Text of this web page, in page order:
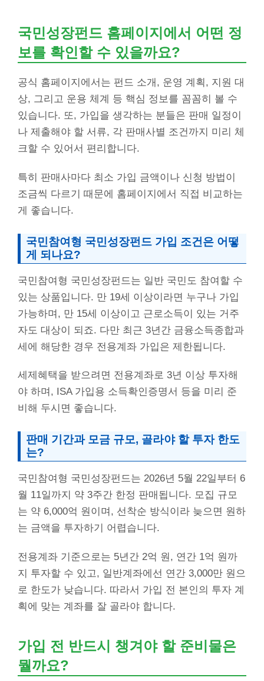
국민성장펀드 홈페이지에서 어떤 정
보를 확인할 수 있을까요?
공식 홈페이지에서는 펀드 소개, 운영 계획, 지원 대
상, 그리고 운용 체계 등 핵심 정보를 꼼꼼히 볼 수
있습니다. 또, 가입을 생각하는 분들은 판매 일정이
나 제출해야 할 서류, 각 판매사별 조건까지 미리 체
크할 수 있어서 편리합니다.
특히 판매사마다 최소 가입 금액이나 신청 방법이
조금씩 다르기 때문에 홈페이지에서 직접 비교하는
게 좋습니다.
국민참여형 국민성장펀드 가입 조건은 어떻
게 되나요?
국민참여형 국민성장펀드는 일반 국민도 참여할 수
있는 상품입니다. 만 19세 이상이라면 누구나 가입
가능하며, 만 15세 이상이고 근로소득이 있는 거주
자도 대상이 되죠. 다만 최근 3년간 금융소득종합과
세에 해당한 경우 전용계좌 가입은 제한됩니다.
세제혜택을 받으려면 전용계좌로 3년 이상 투자해
야 하며, ISA 가입용 소득확인증명서 등을 미리 준
비해 두시면 좋습니다.
판매 기간과 모금 규모, 골라야 할 투자 한도
는?
국민참여형 국민성장펀드는 2026년 5월 22일부터 6
월 11일까지 약 3주간 한정 판매됩니다. 모집 규모
는 약 6,000억 원이며, 선착순 방식이라 늦으면 원하
는 금액을 투자하기 어렵습니다.
전용계좌 기준으로는 5년간 2억 원, 연간 1억 원까
지 투자할 수 있고, 일반계좌에선 연간 3,000만 원으
로 한도가 낮습니다. 따라서 가입 전 본인의 투자 계
획에 맞는 계좌를 잘 골라야 합니다.
가입 전 반드시 챙겨야 할 준비물은
뭘까요?